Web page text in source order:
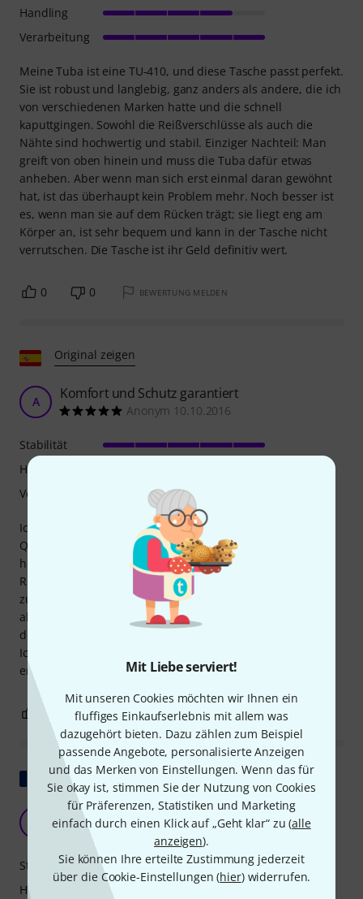
Mit Liebe serviert!
Mit unseren Cookies möchten wir Ihnen ein
fluffiges Einkaufserlebnis mit allem was
dazugehört bieten. Dazu zählen zum Beispiel
passende Angebote, personalisierte Anzeigen
und das Merken von Einstellungen. Wenn das für
Sie okay ist, stimmen Sie der Nutzung von Cookies
für Präferenzen, Statistiken und Marketing
einfach durch einen Klick auf „Geht klar“ zu (alle
anzeigen).
Sie können Ihre erteilte Zustimmung jederzeit
über die Cookie-Einstellungen (hier) widerrufen.
Meine Tuba ist eine TU-410, und diese Tasche passt perfekt.
Sie ist robust und langlebig, ganz anders als andere, die ich
von verschiedenen Marken hatte und die schnell
kaputtgingen. Sowohl die Reißverschlüsse als auch die
Nähte sind hochwertig und stabil. Einziger Nachteil: Man
greift von oben hinein und muss die Tuba dafür etwas
anheben. Aber wenn man sich erst einmal daran gewöhnt
hat, ist das überhaupt kein Problem mehr. Noch besser ist
es, wenn man sie auf dem Rücken trägt; sie liegt eng am
Körper an, ist sehr bequem und kann in der Tasche nicht
verrutschen. Die Tasche ist ihr Geld definitiv wert.
Handling
Verarbeitung
0 0 BEWERTUNG MELDEN
Original zeigen
A Komfort und Schutz garantiert
Anonym 10.10.2016
Ich bin begeistert von diesem Koffer, sowohl wegen seiner
Qualität trotz des hohen Preises als auch wegen seines
hohen Tragekomforts beim Tragen der Tuba auf dem
Rücken sowie wegen des großen Platzes in den Taschen
zum Aufbewahren von Büchern und Zubehör. Und vor
allem ist der Schallbecher des Instruments und der Rest
des Tubakörpers durch die Halbstarre sehr gut geschützt.
Ich für meinen Teil kann diesen Koffer wärmstens
empfehlen.
Stabilität
Handling
Verarbeitung
0 0 BEWERTUNG MELDEN
Original zeigen
Vielen Dank, Miraphone!!
yopekno 15.12.2017
Stabilität
Handling